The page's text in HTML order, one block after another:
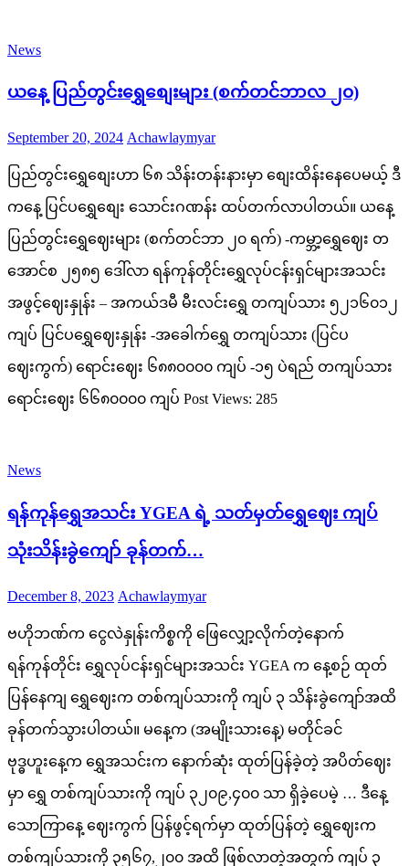
News
ယနေ့ ပြည်တွင်းရွှေစျေးများ (စက်တင်ဘာလ ၂၀)
Posted
September 20, 2024 Author
Achawlaymyar
ပြည်တွင်းရွှေစျေးဟာ ၆၈ သိန်းတန်းနားမှာ စျေးထိန်းနေပေမယ့် ဒီ
ကနေ့ ပြင်ပရွှေစျေး သောင်းဂဏန်း ထပ်တက်လာပါတယ်။ ယနေ့
ပြည်တွင်းရွှေဈေးများ (စက်တင်ဘာ ၂၀ ရက်) -ကမ္ဘာ့ရွှေဈေး တ
အောင်စ ၂၅၈၅ ဒေါ်လာ ရန်ကုန်တိုင်းရွှေလုပ်ငန်းရှင်များအသင်း
အဖွင့်ဈေးနှုန်း – အကယ်ဒမီ မီးလင်းရွှေ တကျပ်သား ၅၂၁၆၀၁၂
ကျပ် ပြင်ပရွှေဈေးနှုန်း -အခေါက်ရွှေ တကျပ်သား (ပြင်ပ
ဈေးကွက်) ရောင်းဈေး ၆၈၈၀၀၀၀ ကျပ် -၁၅ ပဲရည် တကျပ်သား
ရောင်းဈေး ၆၆၈၀၀၀၀ ကျပ် Post Views: 285
News
ရန်ကုန်ရွှေအသင်း YGEA ရဲ့ သတ်မှတ်ရွှေဈေး ကျပ်
သုံးသိန်းခွဲကျော် ခုန်တက်…
Posted
December 8, 2023 Author
Achawlaymyar
ဗဟိုဘဏ်က ငွေလဲနှုန်းကိစ္စကို ဖြေလျှော့လိုက်တဲ့နောက်
ရန်ကုန်တိုင်း ရွှေလုပ်ငန်းရှင်များအသင်း YGEA က နေ့စဉ် ထုတ်
ပြန်နေကျ ရွှေဈေးက တစ်ကျပ်သားကို ကျပ် ၃ သိန်းခွဲကျော်အထိ
ခုန်တက်သွားပါတယ်။ မနေ့က (အမျိုးသားနေ့) မတိုင်ခင်
ဗုဒ္ဓဟူးနေ့က ရွှေအသင်းက နောက်ဆုံး ထုတ်ပြန်ခဲ့တဲ့ အပိတ်ဈေး
မှာ ရွှေ တစ်ကျပ်သားကို ကျပ် ၃၂၀၉,၄၀၀ သာ ရှိခဲ့ပေမဲ့ … ဒီနေ့
သောကြာနေ့ ဈေးကွက် ပြန်ဖွင့်ရက်မှာ ထုတ်ပြန်တဲ့ ရွှေဈေးက
တစ်ကျပ်သားကို ၃၅၆၇,၂၀၀ အထိ ဖြစ်လာတဲ့အတွက် ကျပ် ၃